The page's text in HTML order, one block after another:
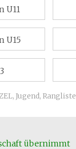
U11
U15
, Jugend, Rangliste
übernimmt